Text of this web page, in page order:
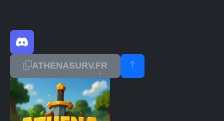
ATHENASURV.FR